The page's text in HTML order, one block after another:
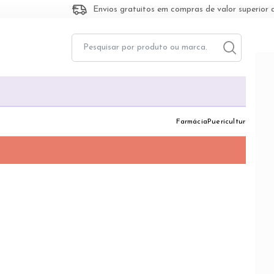
Envios gratuitos em compras de valor
FarmáciaToggle
Puericultura
Os